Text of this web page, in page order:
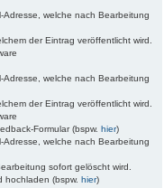
Adresse, welche nach Bearbeitung
der Eintrag veröffentlicht wird.
Adresse, welche nach Bearbeitung
der Eintrag veröffentlicht wird.
Formular (bspw. hier)
Adresse, welche nach Bearbeitung
sofort gelöscht wird.
hochladen (bspw. hier)